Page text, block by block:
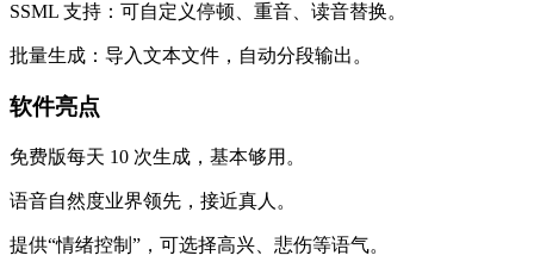
SSML 支持：可自定义停顿、重音、读音替换。
批量生成：导入文本文件，自动分段输出。
软件亮点
免费版每天 10 次生成，基本够用。
语音自然度业界领先，接近真人。
提供“情绪控制”，可选择高兴、悲伤等语气。